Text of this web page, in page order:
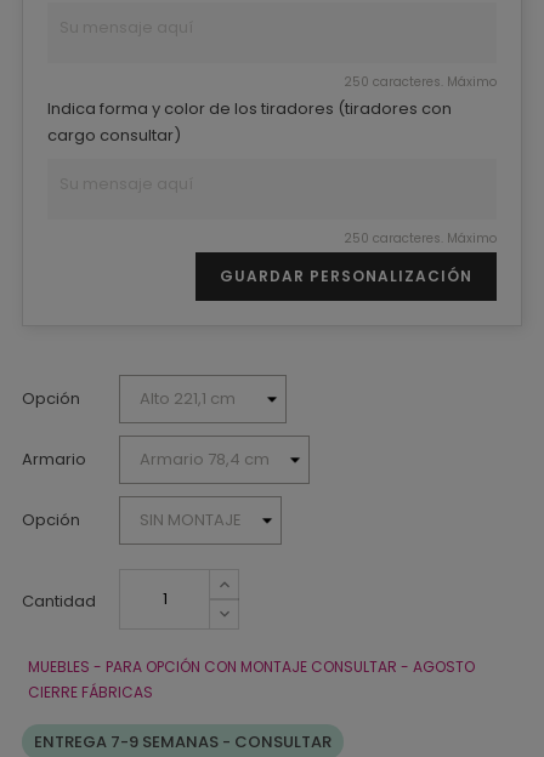
250 caracteres. Máximo
Indica forma y color de los tiradores (tiradores con
cargo consultar)
250 caracteres. Máximo
GUARDAR PERSONALIZACIÓN
Opción
Armario
Opción
Cantidad
MUEBLES - PARA OPCIÓN CON MONTAJE CONSULTAR - AGOSTO
CIERRE FÁBRICAS
ENTREGA 7-9 SEMANAS - CONSULTAR